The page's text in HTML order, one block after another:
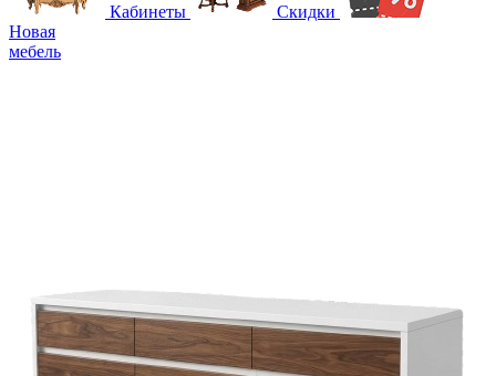
Кабинеты
Скидки
Новая
мебель